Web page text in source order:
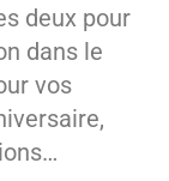
deux pour
dans le
vos